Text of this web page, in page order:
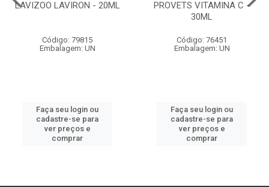
LAVIZOO LAVIRON - 20ML
Código: 79815
Embalagem: UN
Faça seu login ou
cadastre-se para
ver preços e
comprar
PROVETS VITAMINA C -
30ML
Código: 76451
Embalagem: UN
Faça seu login ou
cadastre-se para
ver preços e
comprar